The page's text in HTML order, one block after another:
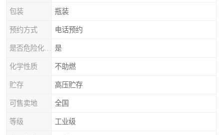
包装 瓶装
预约方式 电话预约
是
化学性质 不助燃
贮存 高压贮存
可售卖地 全国
等级 工业级